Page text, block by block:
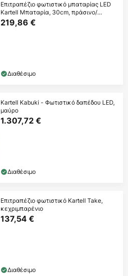
Επιτραπέζιο φωτιστικό μπαταρίας LED
Kartell Μπαταρία, 30cm, πράσινο/
πορτοκαλί,
219,86 €
Διαθέσιμο
Kartell Kabuki - Φωτιστικό δαπέδου LED,
μαύρο
1.307,72 €
Διαθέσιμο
Επιτραπέζιο φωτιστικό Kartell Take,
κεχριμπαρένιο
137,54 €
Διαθέσιμο